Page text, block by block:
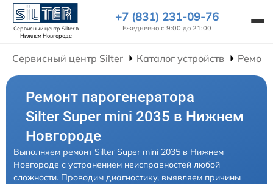
Сервисный центр Silterв
Нижнем Новгороде
+7 (831) 231-09-76
Ежедневно с 9:00 до 21:00
Сервисный центр Silter Каталог устройств
Ремонт парогенератора
Silter Super mini 2035 в Нижнем
Новгороде
Выполняем ремонт Silter Super mini 2035 в Нижнем
Новгороде с устранением неисправностей любой
сложности. Проводим диагностику, выявляем причины